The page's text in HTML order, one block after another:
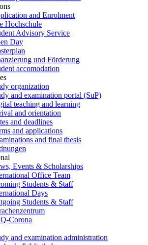
and Enrolment
Hochschule
Advisory Service
Day
und Förderung
accomodation
organization
and examination portal (SuP)
teaching and learning
and orientation
and deadlines
and applications
and final thesis
Events & Scholarships
Office Team
Students & Staff
Days
Students & Staff
Corona
and examination administration